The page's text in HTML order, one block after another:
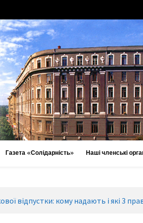
Газета «Солідарність» Наші членські
відпустки: кому надають і які 3